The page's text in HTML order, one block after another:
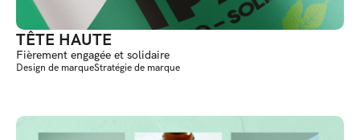
TÊTE HAUTE
Fièrement engagée et solidaire
Design de marqueStratégie de marque